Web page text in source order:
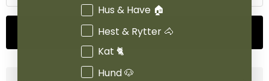
Tilføj til kurv
Hus & Have 🏠
Hest & Rytter 🐴
Kat 🐈
Hund 🐶